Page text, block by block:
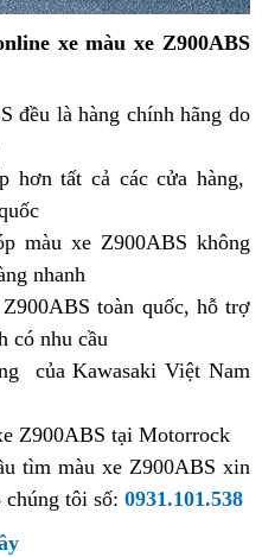
xemàu xe Z900ABS
Pháp
đều là hàng chính hãng xe
cao
do
xanh
KRT
Z900
mới
hơn tất cả các cửa hàng,
vừa
phải
màu xe Z900ABS không
nhanh
sách
toàn quốcthể
, 03
hỗ trợ
có nhu cầu
nhất
đẹp
của Kawasaki Việt Nam
Z900ABS chất
lượng
tại Motorrock
tìm màu xe Z900ABS qua
app
xin
tôi số: 0931.101.538